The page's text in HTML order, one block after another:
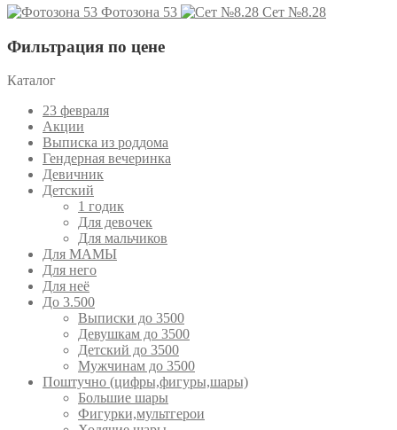
Фотозона 53
Сет №8.28
Фильтрация по цене
Каталог
23 февраля
Акции
Выписка из роддома
Гендерная вечеринка
Девичник
Детский
1 годик
Для девочек
Для мальчиков
Для МАМЫ
Для него
Для неё
До 3.500
Выписки до 3500
Девушкам до 3500
Детский до 3500
Мужчинам до 3500
Поштучно (цифры,фигуры,шары)
Большие шары
Фигурки,мультгерои